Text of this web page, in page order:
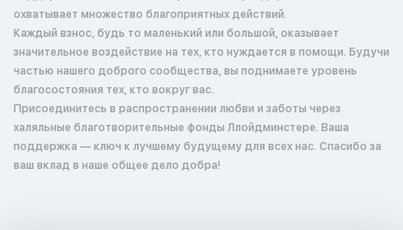
охватывает множество благоприятных действий.
Каждый взнос, будь то маленький или большой, оказывает
значительное воздействие на тех, кто нуждается в помощи. Будучи
частью нашего доброго сообщества, вы поднимаете уровень
благосостояния тех, кто вокруг вас.
Присоединитесь в распространении любви и заботы через
халяльные благотворительные фонды Ллойдминстере. Ваша
поддержка — ключ к лучшему будущему для всех нас. Спасибо за
ваш вклад в наше общее дело добра!